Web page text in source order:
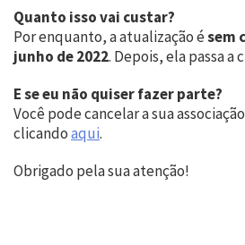
Quanto isso vai custar?
Por enquanto, a atualização ésem
junho de 2022. Depois, ela passa a
E se eu não quiser fazer parte?
Você pode cancelar a sua
clicandoaqui.
Obrigado pela sua atenção!